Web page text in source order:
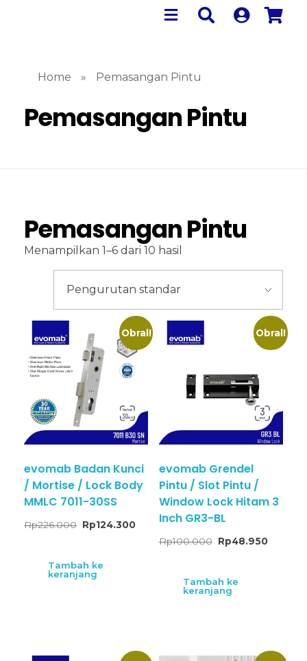
Home » Pemasangan Pintu
Pemasangan Pintu
Pemasangan Pintu
Menampilkan 1–6 dari 10 hasil
Obral!
evomab Badan Kunci
/ Mortise / Lock Body
MMLC 7011-30SS
Rp226.000 Rp124.300
Tambah ke
keranjang
Obral!
evomab Grendel
Pintu / Slot Pintu /
Window Lock Hitam 3
Inch GR3-BL
Rp100.000 Rp48.950
Tambah ke
keranjang